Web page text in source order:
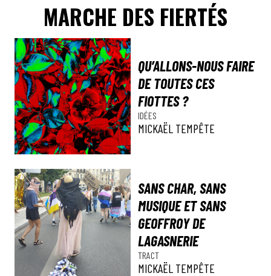
MARCHE DES FIERTÉS
QU’ALLONS-NOUS FAIRE
DE TOUTES CES
FIOTTES ?
IDÉES
MICKAËL TEMPÊTE
SANS CHAR, SANS
MUSIQUE ET SANS
GEOFFROY DE
LAGASNERIE
TRACT
MICKAËL TEMPÊTE